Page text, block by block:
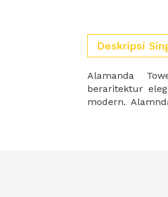
Deskripsi
Alamanda
beraritektur
modern.
oleh kawasan